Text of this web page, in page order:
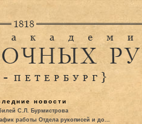
новости
С.Л. Бурмистрова
работы Отдела рукописей и до...